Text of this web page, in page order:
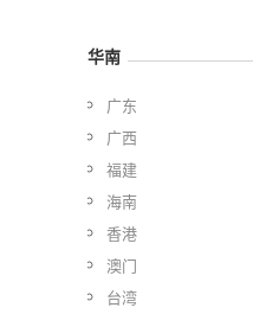
华南
广东
广西
福建
海南
香港
澳门
台湾